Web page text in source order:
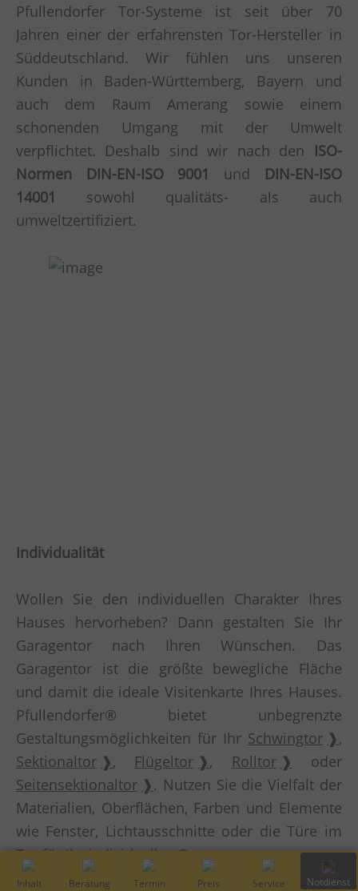
Pfullendorfer Tor-Systeme ist seit über 70
Jahren einer der erfahrensten Tor-Hersteller in
Süddeutschland. Wir fühlen uns unseren
Kunden in Baden-Württemberg, Bayern und
auch dem Raum Amerang sowie einem
schonenden Umgang mit der Umwelt
verpflichtet. Deshalb sind wir nach den ISO-
Normen DIN-EN-ISO 9001
und DIN-EN-ISO
14001
sowohl qualitäts- als auch
umweltzertifiziert.
Individualität
Wollen Sie den individuellen Charakter Ihres
Hauses hervorheben? Dann gestalten Sie Ihr
Garagentor nach Ihren Wünschen. Das
Garagentor ist die größte bewegliche Fläche
und damit die ideale Visitenkarte Ihres Hauses.
Pfullendorfer® bietet unbegrenzte
Gestaltungsmöglichkeiten für Ihr Schwingtor
,
Sektionaltor
, Flügeltor , Rolltor
oder
Seitensektionaltor
. Nutzen Sie die Vielfalt der
Materialien, Oberflächen, Farben und Elemente
wie Fenster, Lichtausschnitte oder die Türe im
Tor für Ihr individuelles Garagentor.
Inhalt Kostenfreie Vor-Ort Preis Service